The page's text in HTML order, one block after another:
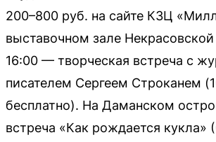
200–800 руб. на сайте КЗЦ
выставочном зале
16:00 — творческая встреча с
писателем Сергеем Строканем
бесплатно). На Даманском
встреча «Как рождается кукла»